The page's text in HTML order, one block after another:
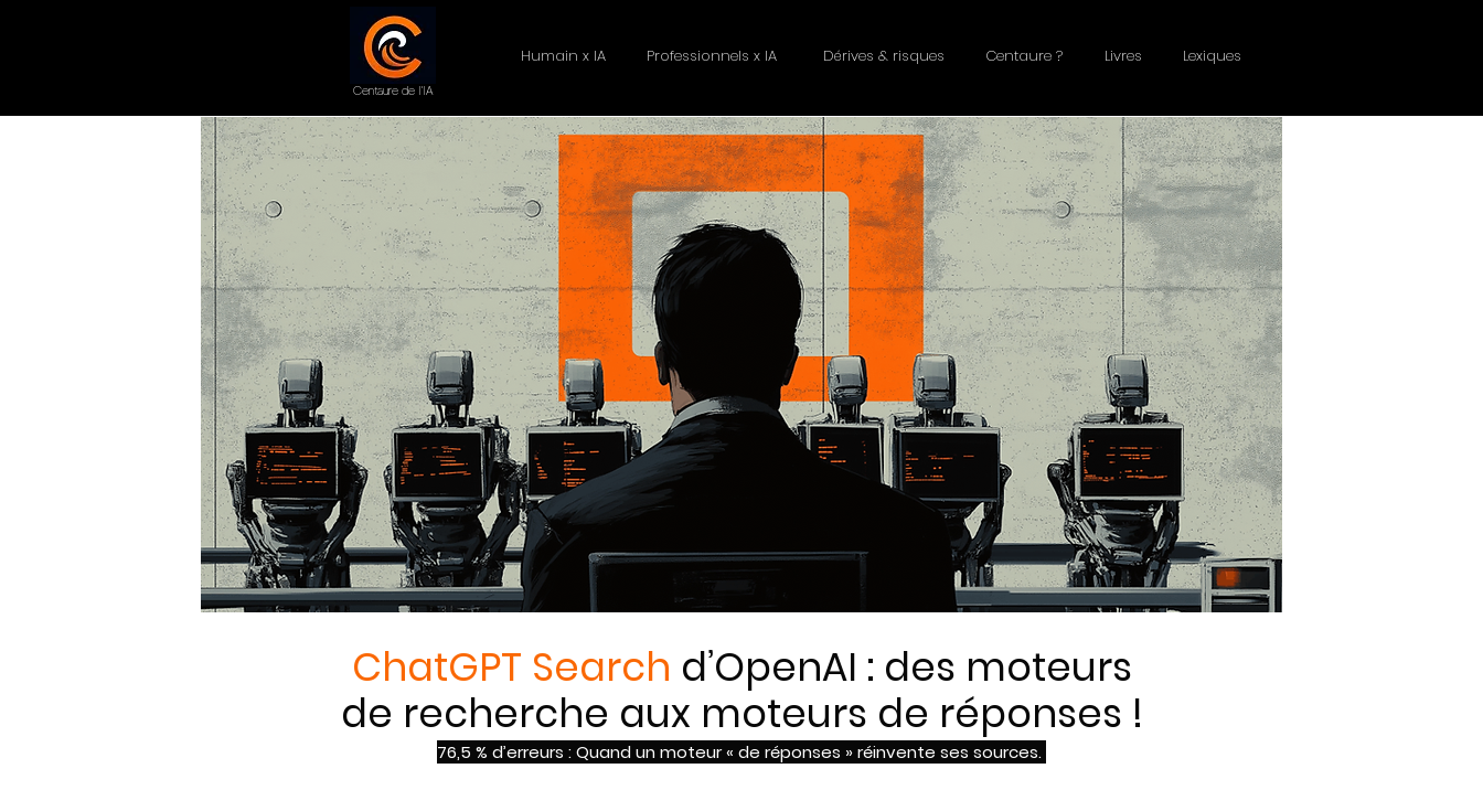
Humain x IA Professionnels x IA Dérives & risques Centaure ? Livres Lexiques
Centaure de l'IA
ChatGPT Search d’OpenAI : des moteurs
de recherche aux moteurs de réponses !
76,5 % d’erreurs : Quand un moteur « de réponses » réinvente ses sources.